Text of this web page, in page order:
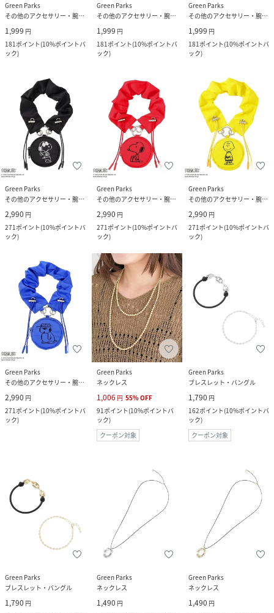
Green Parks
その他のアクセサリー・腕時計
1,999 円
181ポイント(10%ポイントバ
ック)
Green Parks
その他のアクセサリー・腕時計
1,999 円
181ポイント(10%ポイントバ
ック)
Green Parks
その他のアクセサリー・腕時計
1,999 円
181ポイント(10%ポイントバ
ック)
Green Parks
その他のアクセサリー・腕時計
2,990 円
271ポイント(10%ポイントバ
ック)
Green Parks
その他のアクセサリー・腕時計
2,990 円
271ポイント(10%ポイントバ
ック)
Green Parks
その他のアクセサリー・腕時計
2,990 円
271ポイント(10%ポイントバ
ック)
Green Parks
その他のアクセサリー・腕時計
2,990 円
271ポイント(10%ポイントバ
ック)
Green Parks
ネックレス
1,006 円 55%OFF
91ポイント(10%ポイントバ
ック)
クーポン対象
Green Parks
ブレスレット・バングル
1,790 円
162ポイント(10%ポイントバ
ック)
クーポン対象
Green Parks
ブレスレット・バングル
1,790 円
Green Parks
ネックレス
1,490 円
Green Parks
ネックレス
1,490 円